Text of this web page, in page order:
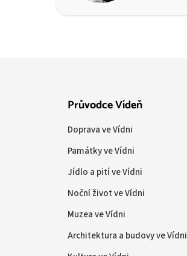
Průvodce Vídeň
Doprava ve Vídni
Památky ve Vídni
Jídlo a pití ve Vídni
Noční život ve Vídni
Muzea ve Vídni
Architektura a budovy ve Vídni